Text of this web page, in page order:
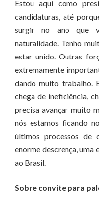
Estou aqui como
candidaturas, até
surgir no ano que
naturalidade. Tenho
estar unido. Outras
extremamente
dando muito trabalho.
chega de ineficiência,
precisa avançar muito
nós estamos ficando
últimos processos de
enorme descrença, uma
ao Brasil.
Sobre convite para